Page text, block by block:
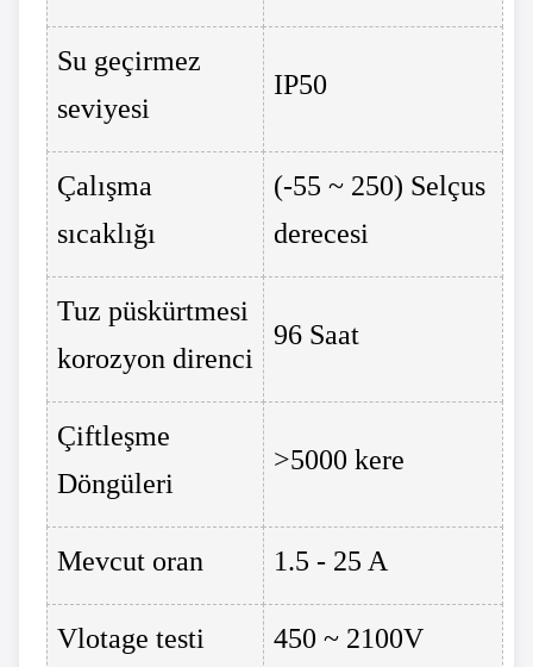
Su geçirmez
seviyesi
IP50
Çalışma
sıcaklığı
(-55 ~ 250) Selçus
derecesi
Tuz püskürtmesi
korozyon direnci
96 Saat
Çiftleşme
Döngüleri
>5000 kere
Mevcut oran 1.5 - 25 A
Vlotage testi 450 ~ 2100V